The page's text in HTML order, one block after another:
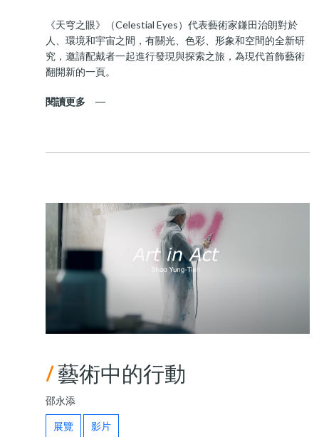
《天穹之眼》（Celestial Eyes）代表藝術家鎌田治朗對於
人、環境和宇宙之間，有關光、色彩、形象和空間的全新研
究，邀請配戴者一起進行發現與探索之旅，為現代首飾藝術
翻開新的一頁。
閱讀更多
/藝術中的行動
邵永添
展覽 影片